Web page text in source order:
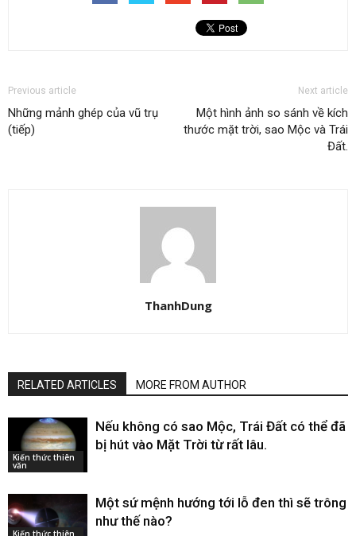
Previous article
Những mảnh ghép của vũ trụ
(tiếp)
Next article
Một hình ảnh so sánh về kích
thước mặt trời, sao Mộc và Trái
Đất.
ThanhDung
RELATED ARTICLES MORE FROM AUTHOR
Kiến thức thiên
văn
Nếu không có sao Mộc, Trái Đất có thể đã
bị hút vào Mặt Trời từ rất lâu.
Kiến thức thiên
Một sứ mệnh hướng tới lỗ đen thì sẽ trông
như thế nào?